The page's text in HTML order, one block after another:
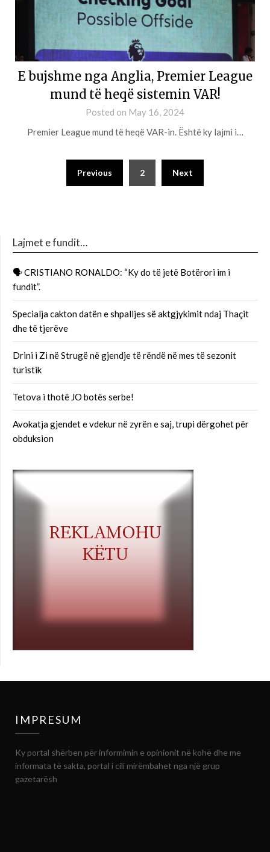
E bujshme nga Anglia, Premier League
mund të heqë sistemin VAR!
Posted on May 16, 2024
Premier League mund të heqë VAR-in. Është ky lajmi i…
Previous 2 Next
Lajmet e fundit…
🗣 CRISTIANO RONALDO: “Ky do të jetë Botërori im i
fundit”.
Specialja cakton datën e shpalljes së aktgjykimit ndaj Thaçit
dhe të tjerëve
Drini i Zi në Strugë në gjendje të rëndë në mes të sezonit
turistik
Tetova i thotë JO botës serbe!
Avokatja gjendet e vdekur në zyrën e saj, trupi dërgohet për
obduksion
IMPRESUM
Ky portal shërben për informimin e opinionit në kohë dhe me
informata të sakta, portal i cili mirëmbahet nga një grup
gazetarësh